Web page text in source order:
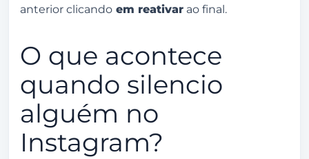
anterior clicando em reativar ao final.
O que acontece
quando silencio
alguém no
Instagram?